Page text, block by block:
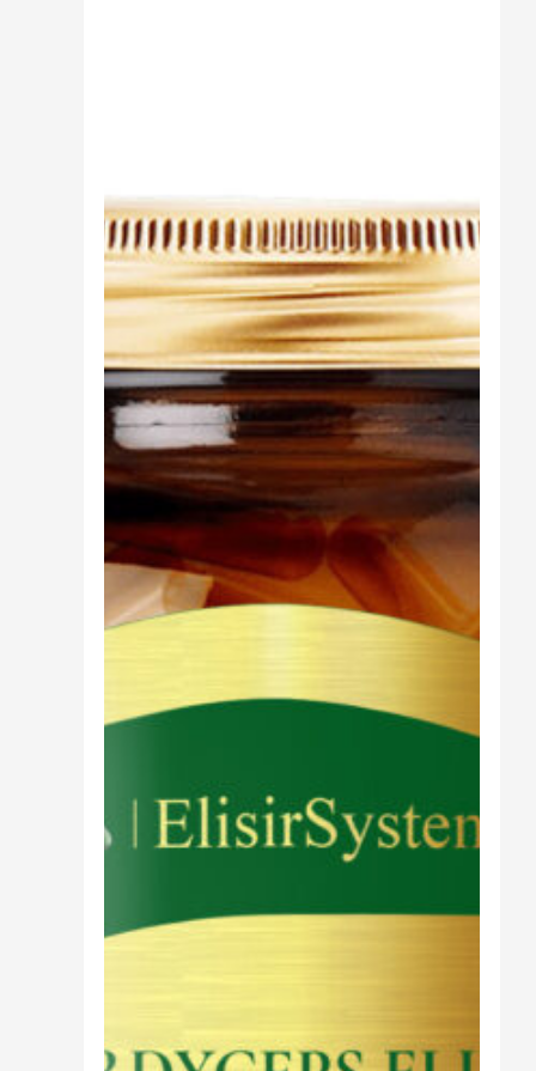
Dimagrimento naturale
Ipoglicemizzanti
Diuretici Naturali
Termogenici
Altro